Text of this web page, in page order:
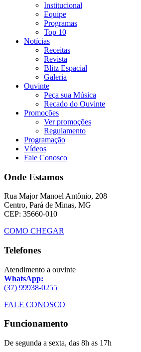
Institucional
Equipe
Programas
Top 10
Notícias
Receitas
Revista
Blitz Espacial
Galeria
Ouvinte
Peça sua Música
Recado do Ouvinte
Promoções
Ver promoções
Regulamento
Programação
Vídeos
Fale Conosco
Onde Estamos
Rua Major Manoel Antônio, 208
Centro, Pará de Minas, MG
CEP: 35660-010
COMO CHEGAR
Telefones
Atendimento a ouvinte
WhatsApp:
(37) 99938-0255
FALE CONOSCO
Funcionamento
De segunda a sexta, das 8h as 17h